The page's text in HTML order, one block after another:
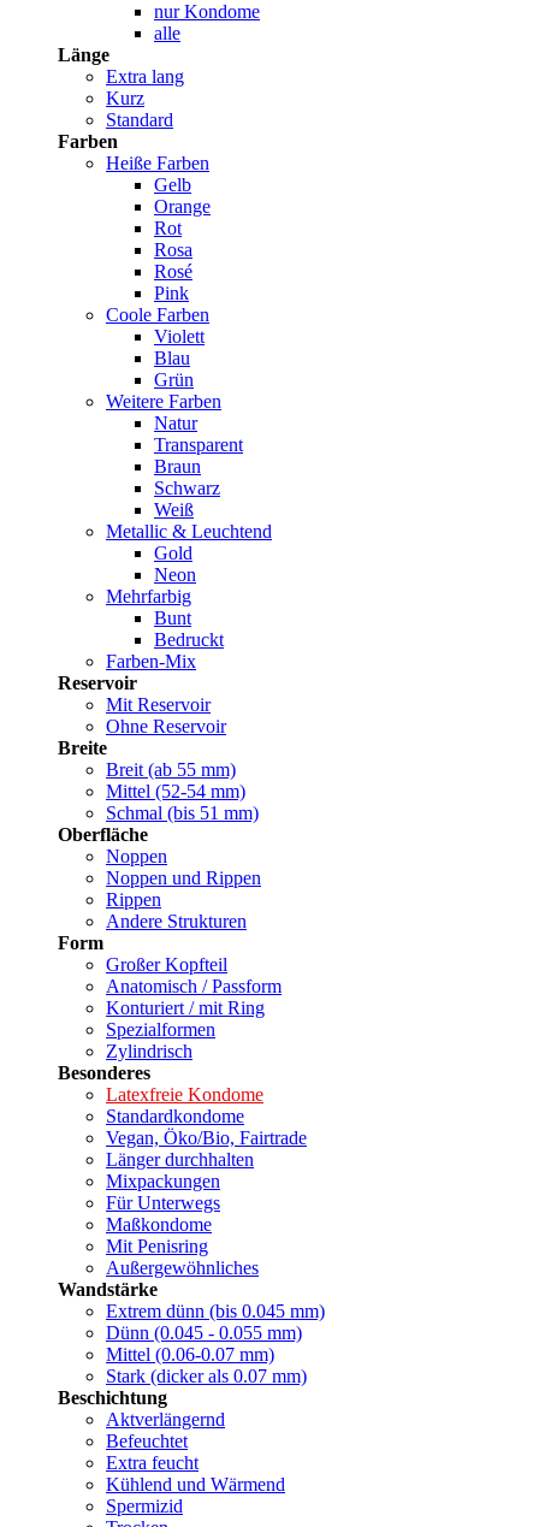
nur Kondome
alle
Länge
Extra lang
Kurz
Standard
Farben
Heiße Farben
Gelb
Orange
Rot
Rosa
Rosé
Pink
Coole Farben
Violett
Blau
Grün
Weitere Farben
Natur
Transparent
Braun
Schwarz
Weiß
Metallic & Leuchtend
Gold
Neon
Mehrfarbig
Bunt
Bedruckt
Farben-Mix
Reservoir
Mit Reservoir
Ohne Reservoir
Breite
Breit (ab 55 mm)
Mittel (52-54 mm)
Schmal (bis 51 mm)
Oberfläche
Noppen
Noppen und Rippen
Rippen
Andere Strukturen
Form
Großer Kopfteil
Anatomisch / Passform
Konturiert / mit Ring
Spezialformen
Zylindrisch
Besonderes
Latexfreie Kondome
Standardkondome
Vegan, Öko/Bio, Fairtrade
Länger durchhalten
Mixpackungen
Für Unterwegs
Maßkondome
Mit Penisring
Außergewöhnliches
Wandstärke
Extrem dünn (bis 0.045 mm)
Dünn (0.045 - 0.055 mm)
Mittel (0.06-0.07 mm)
Stark (dicker als 0.07 mm)
Beschichtung
Aktverlängernd
Befeuchtet
Extra feucht
Kühlend und Wärmend
Spermizid